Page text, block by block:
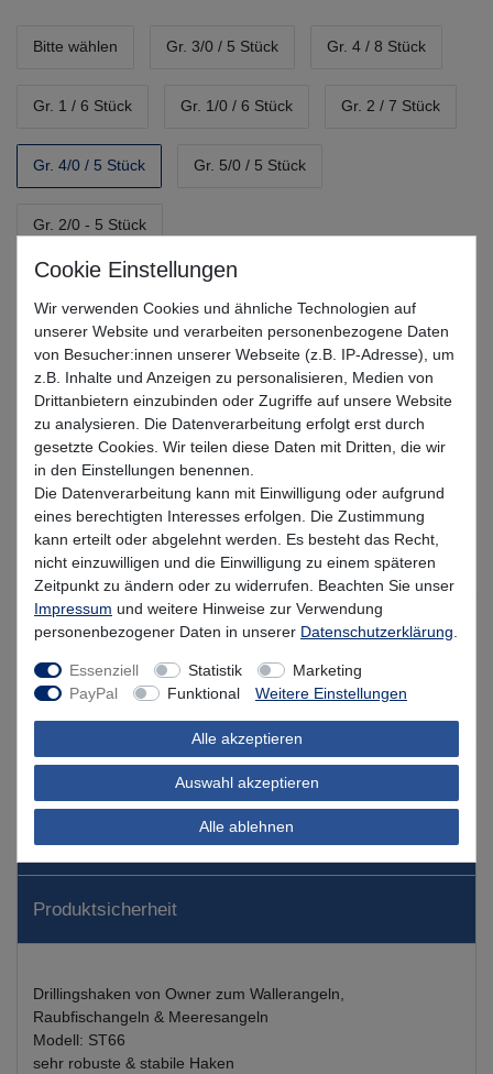
Bitte wählen Gr. 3/0 / 5 Stück Gr. 4 / 8 Stück
Gr. 1 / 6 Stück Gr. 1/0 / 6 Stück Gr. 2 / 7 Stück
Gr. 4/0 / 5 Stück Gr. 5/0 / 5 Stück
Gr. 2/0 - 5 Stück
19,97 EUR*
Lieferzeit 1-3 Tage (Deutschland); 3-7 Tage (Ausland)
Informationen zur Berechnung des Liefertermins hier
Mehr als 5 Stück verfügbar
In den Warenkorb
Beschreibung
Kundenbewertung
Produktsicherheit
Drillingshaken von Owner zum Wallerangeln,
Raubfischangeln & Meeresangeln
Modell: ST66
sehr robuste & stabile Haken
Wir verwenden Cookies und ähnliche Technologien auf
unserer Website und verarbeiten personenbezogene Daten
von Besucher:innen unserer Webseite (z.B. IP-Adresse), um
z.B. Inhalte und Anzeigen zu personalisieren, Medien von
Drittanbietern einzubinden oder Zugriffe auf unsere Website
zu analysieren. Die Datenverarbeitung erfolgt erst durch
gesetzte Cookies. Wir teilen diese Daten mit Dritten, die wir
in den Einstellungen benennen.
Die Datenverarbeitung kann mit Einwilligung oder aufgrund
eines berechtigten Interesses erfolgen. Die Zustimmung
kann erteilt oder abgelehnt werden. Es besteht das Recht,
nicht einzuwilligen und die Einwilligung zu einem späteren
Zeitpunkt zu ändern oder zu widerrufen. Beachten Sie unser
Impressum und weitere Hinweise zur Verwendung
personenbezogener Daten in unserer Daten­schutz­erklärung
Essenziell Statistik
Marketing
PayPal
Funktional Weitere Einstellungen
Alle akzeptieren
Auswahl akzeptieren
Alle ablehnen